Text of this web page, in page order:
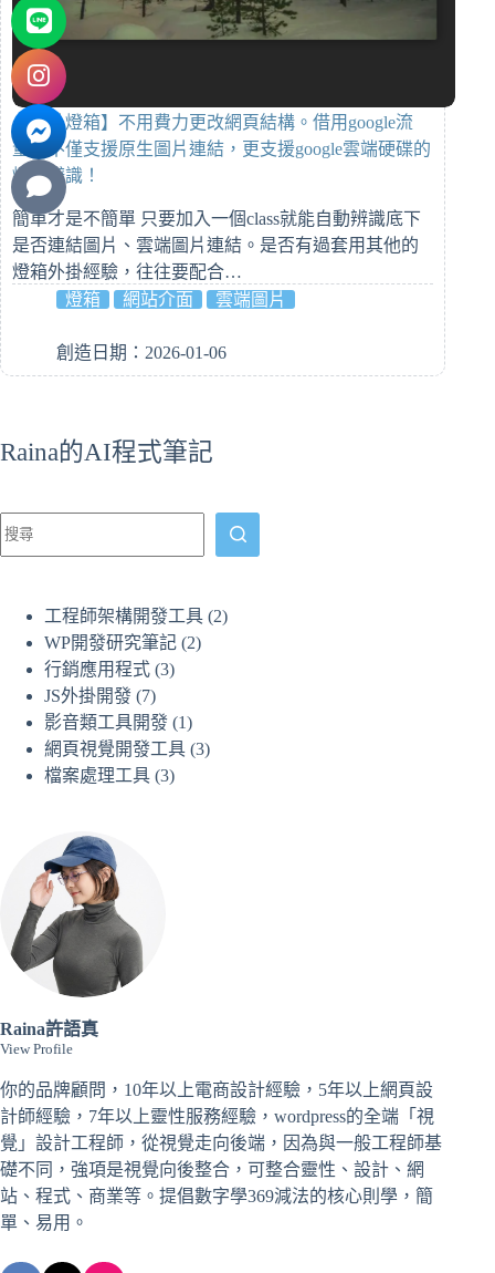
【圖片燈箱】不用費力更改網頁結構。借用google流
量？不僅支援原生圖片連結，更支援google雲端硬碟的
燈箱辨識！
簡單才是不簡單 只要加入一個class就能自動辨識底下
是否連結圖片、雲端圖片連結。是否有過套用其他的
燈箱外掛經驗，往往要配合…
燈箱
網站介面 雲端圖片
創造日期：2026-01-06
Raina的AI程式筆記
工程師架構開發工具 (2)
WP開發研究筆記 (2)
行銷應用程式 (3)
JS外掛開發 (7)
影音類工具開發 (1)
網頁視覺開發工具 (3)
檔案處理工具 (3)
Raina許語真
View Profile
你的品牌顧問，10年以上電商設計經驗，5年以上網頁設
計師經驗，7年以上靈性服務經驗，wordpress的全端「視
覺」設計工程師，從視覺走向後端，因為與一般工程師基
礎不同，強項是視覺向後整合，可整合靈性、設計、網
站、程式、商業等。提倡數字學369減法的核心則學，簡
單、易用。